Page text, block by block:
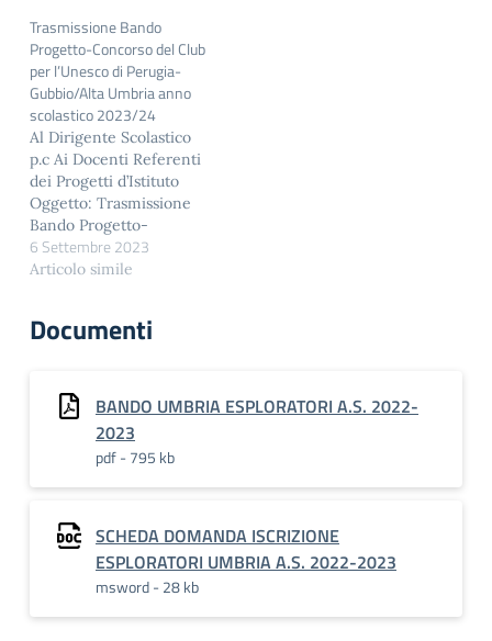
Trasmissione Bando
Progetto-Concorso del Club
per l’Unesco di Perugia-
Gubbio/Alta Umbria anno
scolastico 2023/24
Al Dirigente Scolastico
p.c Ai Docenti Referenti
dei Progetti d’Istituto
Oggetto: Trasmissione
Bando Progetto-
Concorso del Club per
l’Unesco di Perugia-
Egregio Dirigente, il Club
piacere di comunicare
che, come ogni anno,
bandisce un Progetto-
concorso rivolto alle
Scuole Umbre di ogni…
6 Settembre 2023
Articolo simile
Documenti
BANDO UMBRIA ESPLORATORI A.S. 2022-
2023
pdf - 795 kb
SCHEDA DOMANDA ISCRIZIONE
ESPLORATORI UMBRIA A.S. 2022-2023
msword - 28 kb